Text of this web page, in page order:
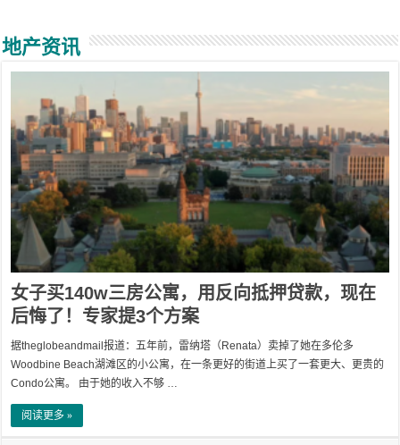
地产资讯
女子买140w三房公寓，用反向抵押贷款，现在
后悔了！专家提3个方案
据theglobeandmail报道：五年前，雷纳塔（Renata）卖掉了她在多伦多
Woodbine Beach湖滩区的小公寓，在一条更好的街道上买了一套更大、更贵的
Condo公寓。 由于她的收入不够 …
阅读更多 »